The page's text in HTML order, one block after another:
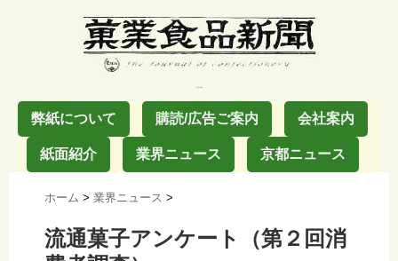
弊紙について 購読/広告ご案内 会社案内
紙面紹介 業界ニュース 京都ニュース
ホーム > 業界ニュース >
流通菓子アンケート（第２回消